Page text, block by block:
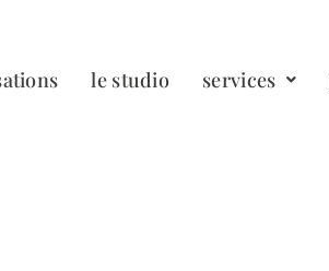
le studio services